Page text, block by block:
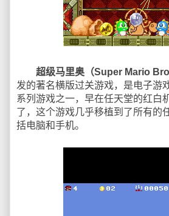
超级马里奥（Super Mario
发的著名横版过关游戏，是电子游
系列游戏之一，早在任天堂的红白
了，这个游戏几乎移植到了所有的
括电脑和手机。